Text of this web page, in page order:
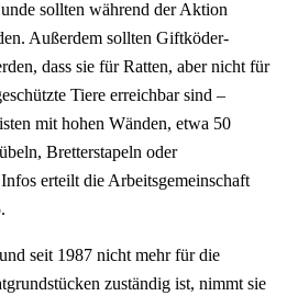
sollten während der Aktion
Außerdem sollten Giftköder-
dass sie für Ratten, aber nicht für
Tiere erreichbar sind –
mit hohen Wänden, etwa 50
Bretterstapeln oder
erteilt die Arbeitsgemeinschaft
seit 1987 nicht mehr für die
zuständig ist, nimmt sie